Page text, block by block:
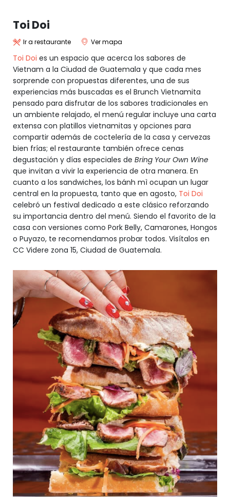
Toi Doi
Ir a restaurante Ver mapa
Toi Doi es un espacio que acerca los sabores de
Vietnam a la Ciudad de Guatemala y que cada mes
sorprende con propuestas diferentes, una de sus
experiencias más buscadas es el Brunch Vietnamita
pensado para disfrutar de los sabores tradicionales en
un ambiente relajado, el menú regular incluye una carta
extensa con platillos vietnamitas y opciones para
compartir además de coctelería de la casa y cervezas
bien frías; el restaurante también ofrece cenas
degustación y días especiales de Bring Your Own Wine
que invitan a vivir la experiencia de otra manera. En
cuanto a los sandwiches, los bánh mì ocupan un lugar
central en la propuesta, tanto que en agosto, Toi Doi
celebró un festival dedicado a este clásico reforzando
su importancia dentro del menú. Siendo el favorito de la
casa con versiones como Pork Belly, Camarones, Hongos
o Puyazo, te recomendamos probar todos. Visítalos en
CC Videre zona 15, Ciudad de Guatemala.